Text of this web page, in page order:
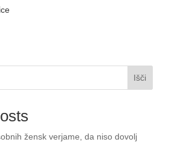
Išči
žensk verjame, da niso dovolj